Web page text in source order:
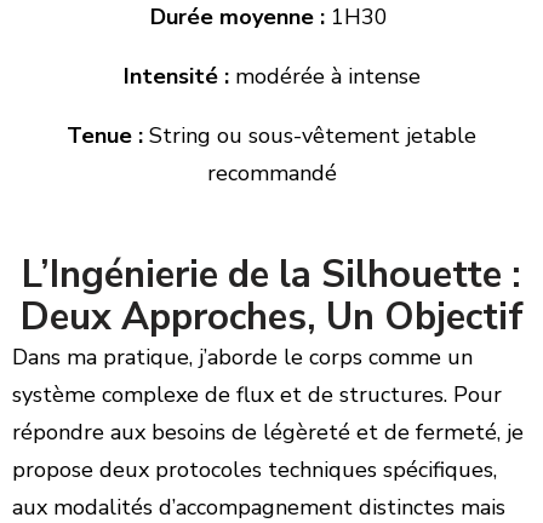
Durée moyenne :1H30
Intensité :modérée à intense
Tenue : String ou sous-vêtement jetable
recommandé
L’Ingénierie de la Silhouette :
Deux Approches, Un Objectif
Dans ma pratique, j’aborde le corps comme un
système complexe de flux et de structures. Pour
répondre aux besoins de légèreté et de fermeté, je
propose deux protocoles techniques spécifiques,
aux modalités d’accompagnement distinctes mais